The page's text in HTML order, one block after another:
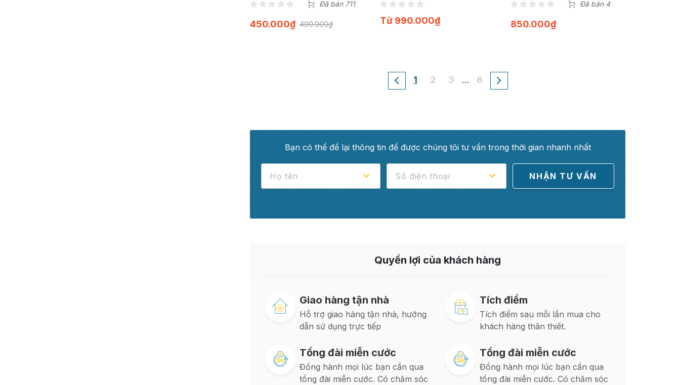
Đã bán 711
490.000₫
450.000₫
Từ 990.000₫
Đã bán 4
850.000₫
1 2 3 … 6
Bạn có thể để lại thông tin để được chúng tôi tư vấn trong thời gian nhanh nhất
Quyền lợi của khách hàng
Giao hàng tận nhà
Hỗ trợ giao hàng tận nhà, hướng
dẫn sử dụng trực tiếp
Tích điểm
Tích điểm sau mỗi lần mua cho
khách hàng thân thiết.
Tổng đài miễn cước
Đồng hành mọi lúc bạn cần qua
tổng đài miễn cước. Có chăm sóc
Tổng đài miễn cước
Đồng hành mọi lúc bạn cần qua
tổng đài miễn cước. Có chăm sóc